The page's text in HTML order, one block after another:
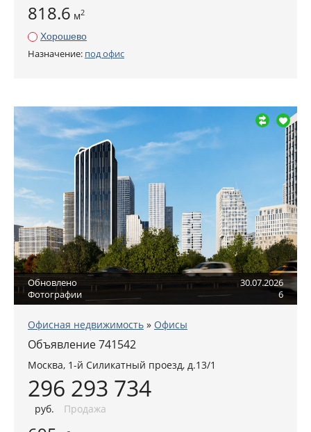
818.6 м2
Хорошево
Назначение: под офис
Обновлено
30.07.2026
Фотографии
6
Офисная недвижимость » Офисы
Объявление 741542
Москва, 1-й Силикатный проезд, д.13/1
296 293 734
руб. Продажа